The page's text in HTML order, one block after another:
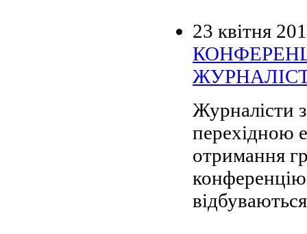
23 квітня
Журналісти
перехідною
отримання
конференцію